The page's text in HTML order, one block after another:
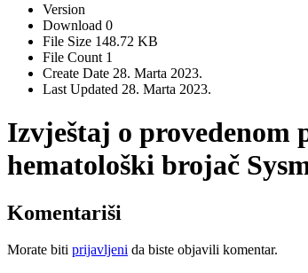
Version
Download 0
File Size 148.72 KB
File Count 1
Create Date 28. Marta 2023.
Last Updated 28. Marta 2023.
Izvještaj o provedenom
hematološki brojač
Komentariši
Morate biti prijavljeni da biste objavili komentar.